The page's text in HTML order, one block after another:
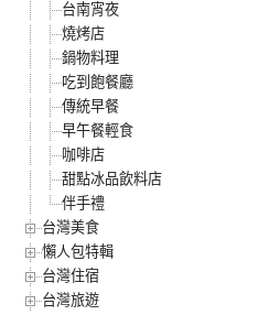
台南宵夜
燒烤店
鍋物料理
吃到飽餐廳
傳統早餐
早午餐輕食
咖啡店
甜點冰品飲料店
伴手禮
台灣美食
懶人包特輯
台灣住宿
台灣旅遊